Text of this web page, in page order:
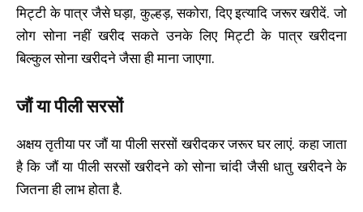
मिट्टी के पात्र जैसे घड़ा, कुल्हड़, सकोरा, दिए इत्यादि जरूर खरीदें. जो
लोग सोना नहीं खरीद सकते उनके लिए मिट्टी के पात्र खरीदना
बिल्कुल सोना खरीदने जैसा ही माना जाएगा.
जौं या पीली सरसों
अक्षय तृतीया पर जौं या पीली सरसों खरीदकर जरूर घर लाएं. कहा जाता
है कि जौं या पीली सरसों खरीदने को सोना चांदी जैसी धातु खरीदने के
जितना ही लाभ होता है.